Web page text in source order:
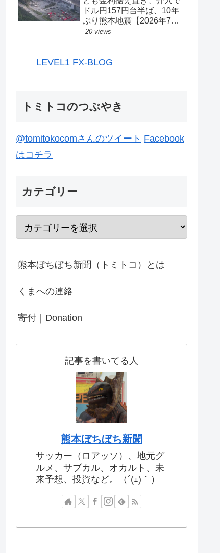
ドル円157円台半ば、10年
ぶり熊本地震【2026年7月
27日-31日｜投機433】
20 views
LEVEL1 FX-BLOG
トミトコのつぶやき
@tomitokocomさんのツイート Facebook
はコチラ
カテゴリー
熊本ぼちぼち新聞（トミトコ）とは
くまへの連絡
寄付｜Donation
記事を書いてる人
熊本ぼちぼち新聞
サッカー（ロアッソ）、地元グ
ルメ、サブカル、オカルト、未
来予想、投資など。（´(ｪ)｀）